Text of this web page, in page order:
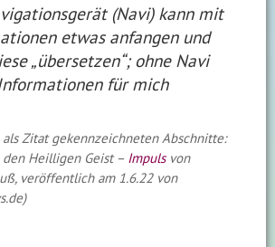
(Navi) kann mit
etwas anfangen und
„übersetzen“; ohne Navi
für mich
Zitat gekennzeichneten Abschnitte:
den Heilligen Geist – Impulsvon
veröffentlich am 1.6.22 von